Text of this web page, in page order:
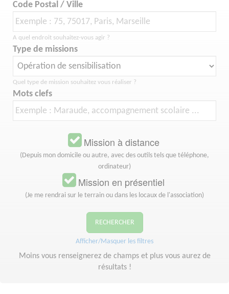
Code Postal / Ville
A quel endroit souhaitez-vous agir ?
Type de missions
Quel type de mission souhaitez vous réaliser ?
Mots clefs
Mission à distance
(Depuis mon domicile ou autre, avec des outils tels que téléphone,
ordinateur)
Mission en présentiel
(Je me rendrai sur le terrain ou dans les locaux de l'association)
RECHERCHER
Afficher/Masquer les filtres
Moins vous renseignerez de champs et plus vous aurez de
résultats !